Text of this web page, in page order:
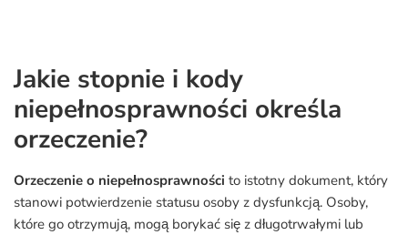
Jakie stopnie i kody
niepełnosprawności określa
orzeczenie?
Orzeczenie o niepełnosprawności to istotny dokument, który
stanowi potwierdzenie statusu osoby z dysfunkcją. Osoby,
które go otrzymują, mogą borykać się z długotrwałymi lub